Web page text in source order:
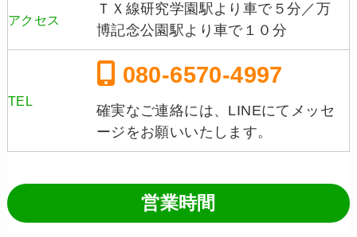
アクセス
ＴＸ線研究学園駅より車で５分／万
博記念公園駅より車で１０分
TEL
080-6570-4997
確実なご連絡には、LINEにてメッセ
ージをお願いいたします。
営業時間